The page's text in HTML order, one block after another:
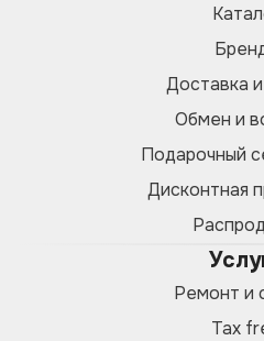
Доставка
Обмен и
Подарочный
Дисконтная
Ремонт и
Tax